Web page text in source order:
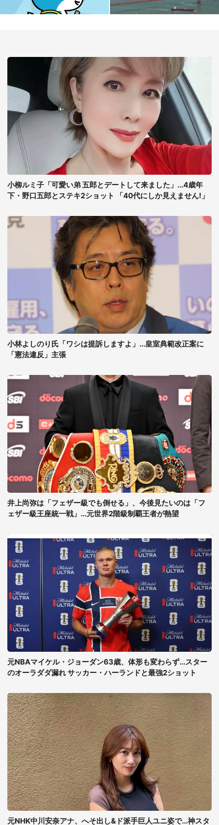
小柳ルミ子「可愛い弟 五郎とデートして来ました」...4歳年
下・野口五郎とステキ2ショット 「40代にしか見えません!」
小林よしのり氏「ワシは提訴しますよ」...皇室典範改正案に
「憲法違反」主張
井上尚弥は「フェザー級でも倒せる」、今後見たいのは「フ
ェザー級王座統一戦」...元世界2階級制覇王者が熱望
元NBAマイケル・ジョーダン63歳、体形も変わらず...スター
のオーラダダ漏れ サッカー・ハーランドと最強2ショット
元NHK中川安奈アナ、へそ出し&ド派手巨人ユニ姿で...神スタ